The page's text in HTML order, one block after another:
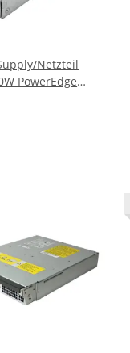
Netzteil
PowerEdge
05NF18